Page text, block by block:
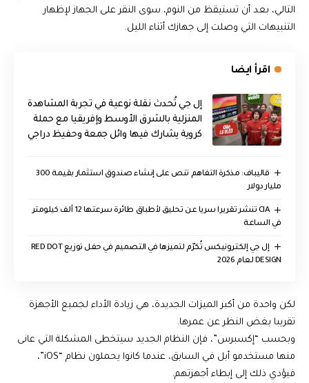
التالي، بعد أن تستيقظ من النوم، سوى النقر على الجهاز لإظهار
التنبيهات التي وصلت إلى جهازك أثناء الليل.
اقرأ ايضا
إل جي تُحدث نقلة نوعية في تجربة المشاهدة
المنزلية بالشرق الأوسط وإفريقيا مع حملة
كروية يشارك فيها وائل جمعة وحفيظ دراجي
قاليباف: مذكرة التفاهم تنص على إنشاء صندوق استثمار بقيمة 300
مليار دولار
CIA تنشر تقريرا سريا عن تحليق لأطباق طائرة سرعتها 12 ألف كيلومتر
في الساعة
إل جي إلكترونيكس تُكرّم لتميزها في التصميم في حفل توزيع RED DOT
DESIGN لعام 2026
لكن واحدة من أكبر الميزات الجديدة، هي زيادة الأداء لجميع الأجهزة
تقريبا بغض النظر عن عمرها.
وبحسب “إكسبرس”، فإن النظام الجديد سيتخطى المشكلة التي عانى
منها مستخدمو أبل في السابق، عندما كانوا يحملون نظام “iOS”،
فيؤدي ذلك إلى إبطاء أجهزتهم.